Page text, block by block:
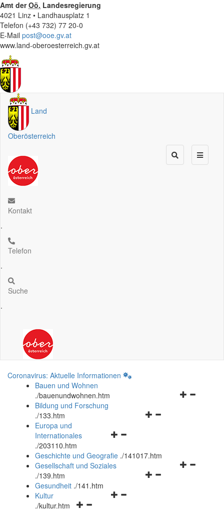
Amt derOö. Landesregierung
4021 Linz • Landhausplatz 1
Telefon (+43 732) 77 20-0
E-Mail post@ooe.gv.at
www.land-oberoesterreich.gv.at
Land
Oberösterreich
Kontakt
.
Telefon
.
Suche
.
Coronavirus: Aktuelle Informationen
Bauen und Wohnen
./bauenundwohnen.htm
Navigationsmenü
Bildung und Forschung
./133.htm
Navigationsmenü
und
schließen
Europa und
Internationales
./203110.htm
Geschichte und Geografie ./141017.htm
Navigationsmenü
Gesellschaft und Soziales
./139.htm
Navigationsmenü
Gesundheit ./141.htm
Navigationsmenü
Kultur
./kultur.htm